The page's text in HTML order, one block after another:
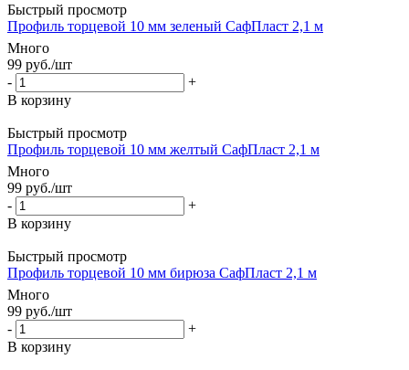
Быстрый просмотр
Профиль торцевой 10 мм зеленый СафПласт 2,1 м
Много
99 руб./шт
-
+
В корзину
Быстрый просмотр
Профиль торцевой 10 мм желтый СафПласт 2,1 м
Много
99 руб./шт
-
+
В корзину
Быстрый просмотр
Профиль торцевой 10 мм бирюза СафПласт 2,1 м
Много
99 руб./шт
-
+
В корзину